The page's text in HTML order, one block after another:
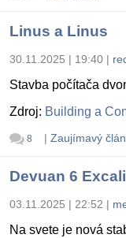
Linus a Linus
30.11.2025 | 19:40 |
Stavba počítača
Zdroj: Building a
8 | Zaujímavý
Devuan 6
03.11.2025 | 22:52 |
Na svete je nová